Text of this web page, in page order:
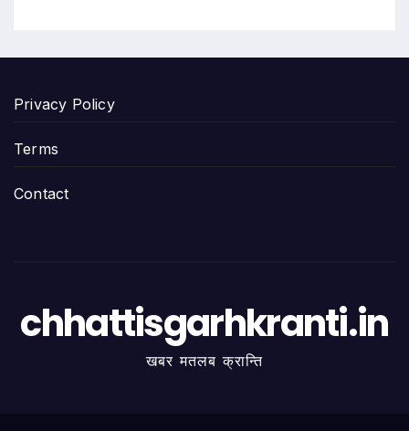
Privacy Policy
Terms
Contact
chhattisgarhkranti.in
खबर मतलब क्रान्ति